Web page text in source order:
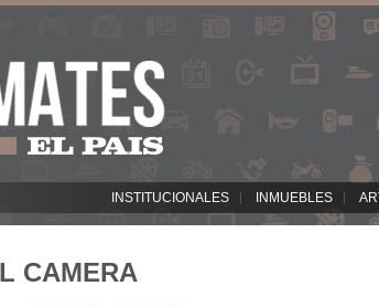
INSTITUCIONALES INMUEBLES
CAMERA